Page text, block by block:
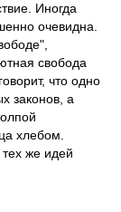
Иногда
очевидна.
свобода
что одно
законов, а
хлебом.
же идей